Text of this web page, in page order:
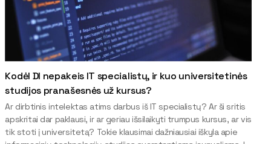
Kodėl DI nepakeis IT specialistų, ir kuo universitetinės
studijos pranašesnės už kursus?
Ar dirbtinis intelektas atims darbus iš IT specialistų? Ar ši sritis
apskritai dar paklausi, ir ar geriau išsilaikyti trumpus kursus, ar vis
tik stoti į universitetą? Tokie klausimai dažniausiai iškyla apie